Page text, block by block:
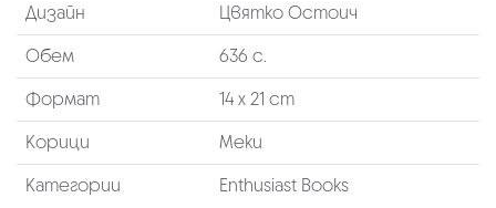
Дизайн
Цвятко Остоич
Обем
636 с.
Формат
14 х 21 cm
Корици
Меки
Категории
Enthusiast Books